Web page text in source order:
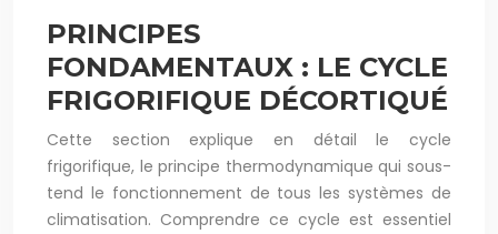
PRINCIPES
FONDAMENTAUX : LE CYCLE
FRIGORIFIQUE DÉCORTIQUÉ
Cette section explique en détail le cycle
frigorifique, le principe thermodynamique qui sous-
tend le fonctionnement de tous les systèmes de
climatisation. Comprendre ce cycle est essentiel